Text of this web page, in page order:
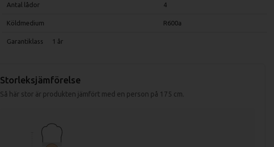
Antal lådor 4
Köldmedium R600a
Garantiklass 1 år
Storleksjämförelse
Så här stor är produkten jämfört med en person på 175 cm.